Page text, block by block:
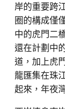
岸的重要跨
圈的構成僅
中的虎門二
還在計劃中
道，加上虎
龍匯集在珠
起來，年夜